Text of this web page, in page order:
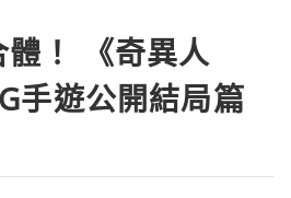
！ 《奇異人
手遊公開結局篇